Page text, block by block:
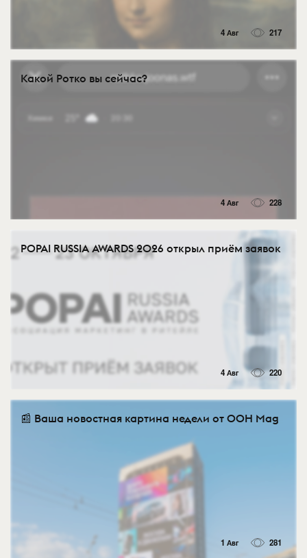
4 Авг 217
Какой Ротко вы сейчас?
4 Авг 228
POPAI RUSSIA AWARDS 2026 открыл приём заявок
4 Авг 220
📰 Ваша новостная картина недели от OOH Mag
1 Авг 281